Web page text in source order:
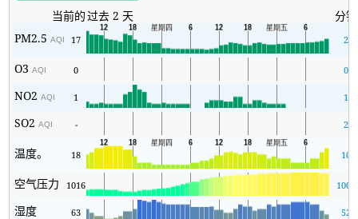
当前的过去 2 天
分钟
PM2.5AQI 17 2
O3AQI 0 0
NO2AQI 1 1
SO2AQI - 2
温度。 18 10
空气压力 1016 1006
湿度 63 52